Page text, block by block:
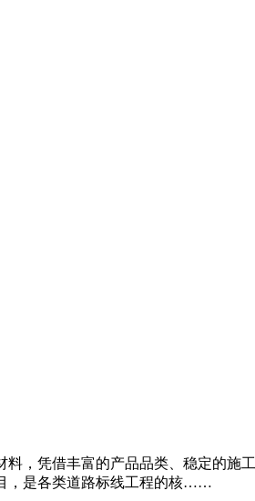
，凭借丰富的产品品类、稳定的施
，是各类道路标线工程的核……